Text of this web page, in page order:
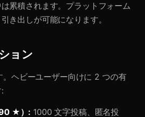
累積されます。プラットフォーム
き出しが可能になります。
ョン
。ヘビーユーザー向けに 2 つの有
★）: 1000 文字投稿、匿名投